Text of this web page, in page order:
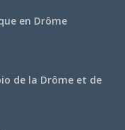
en Drôme
de la Drôme et de